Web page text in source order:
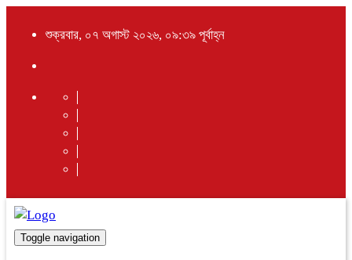
শুক্রবার, ০৭ অগাস্ট ২০২৬, ০৯:৩৯ পূর্বাহ্ন
Toggle navigation